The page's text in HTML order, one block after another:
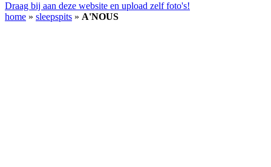
Draag bij aan deze website en upload zelf foto's!
home » sleepspits » A'NOUS